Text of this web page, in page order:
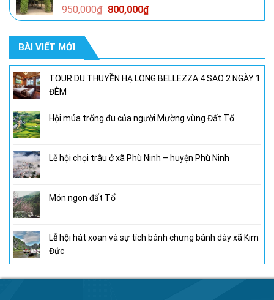
950,000₫ Giá
gốc
800,000₫Giá
hiện
800,000₫.
BÀI VIẾT MỚI
TOUR DU THUYỀN HẠ LONG BELLEZZA 4 SAO 2 NGÀY 1
ĐÊM
Hội múa trống đu của người Mường vùng Đất Tổ
Lễ hội chọi trâu ở xã Phù Ninh – huyện Phù Ninh
Món ngon đất Tổ
Lễ hội hát xoan và sự tích bánh chưng bánh dày xã Kim
Đức